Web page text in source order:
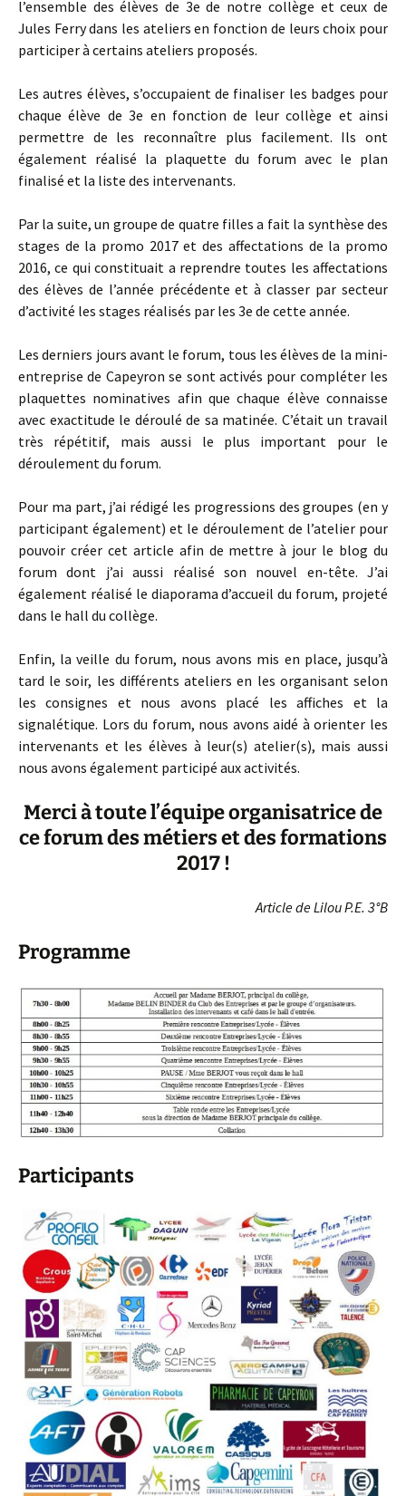
l’ensemble des élèves de 3e de notre collège et ceux de
Jules Ferry dans les ateliers en fonction de leurs choix pour
participer à certains ateliers proposés.
Les autres élèves, s’occupaient de finaliser les badges pour
chaque élève de 3e en fonction de leur collège et ainsi
permettre de les reconnaître plus facilement. Ils ont
également réalisé la plaquette du forum avec le plan
finalisé et la liste des intervenants.
Par la suite, un groupe de quatre filles a fait la synthèse des
stages de la promo 2017 et des affectations de la promo
2016, ce qui constituait a reprendre toutes les affectations
des élèves de l’année précédente et à classer par secteur
d’activité les stages réalisés par les 3e de cette année.
Les derniers jours avant le forum, tous les élèves de la mini-
entreprise de Capeyron se sont activés pour compléter les
plaquettes nominatives afin que chaque élève connaisse
avec exactitude le déroulé de sa matinée. C’était un travail
très répétitif, mais aussi le plus important pour le
déroulement du forum.
Pour ma part, j’ai rédigé les progressions des groupes (en y
participant également) et le déroulement de l’atelier pour
pouvoir créer cet article afin de mettre à jour le blog du
forum dont j’ai aussi réalisé son nouvel en-tête. J’ai
également réalisé le diaporama d’accueil du forum, projeté
dans le hall du collège.
Enfin, la veille du forum, nous avons mis en place, jusqu’à
tard le soir, les différents ateliers en les organisant selon
les consignes et nous avons placé les affiches et la
signalétique. Lors du forum, nous avons aidé à orienter les
intervenants et les élèves à leur(s) atelier(s), mais aussi
nous avons également participé aux activités.
Merci à toute l’équipe organisatrice de
ce forum des métiers et des formations
2017 !
Article de Lilou P.E. 3°B
Programme
Participants